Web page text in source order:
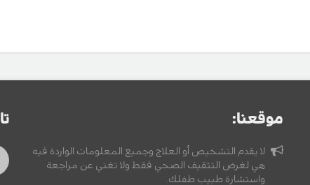
موقعنا:
لا يقدم التشخيص أو العلاج وجميع المعلومات الواردة فيه
هي لغرض التثقيف الصحي فقط ولا تغني عن مراجعة
واستشارة طبيب طفلك.